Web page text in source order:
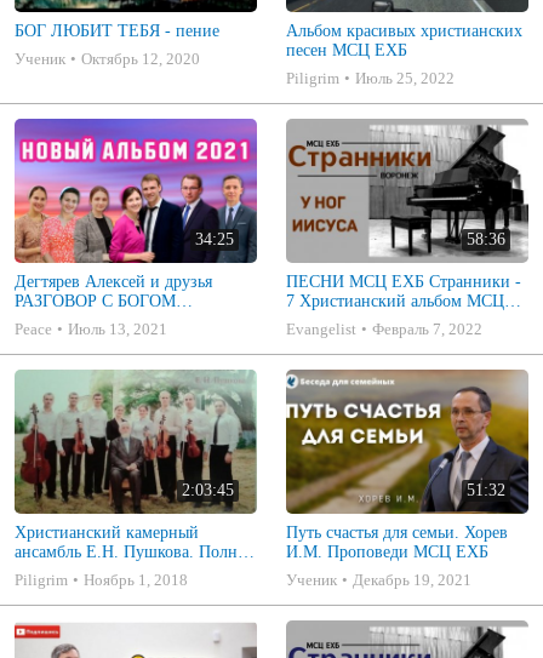
БОГ ЛЮБИТ ТЕБЯ - пение
Ученик
Октябрь 12, 2020
Альбом красивых христианских
песен МСЦ ЕХБ
Piligrim
Июль 25, 2022
34:25
Дегтярев Алексей и друзья
РАЗГОВОР С БОГОМ
Христианские песни МСЦ ЕХБ
2021 (7я)
Peace Июль 13, 2021
58:36
ПЕСНИ МСЦ ЕХБ Странники -
7 Христианский альбом МСЦ
ЕХБ
Evangelist Февраль 7, 2022
2:03:45
Христианский камерный
ансамбль Е.Н. Пушкова. Полное
собрание
Piligrim Ноябрь 1, 2018
51:32
Путь счастья для семьи. Хорев
И.М. Проповеди МСЦ ЕХБ
Ученик
Декабрь 19, 2021